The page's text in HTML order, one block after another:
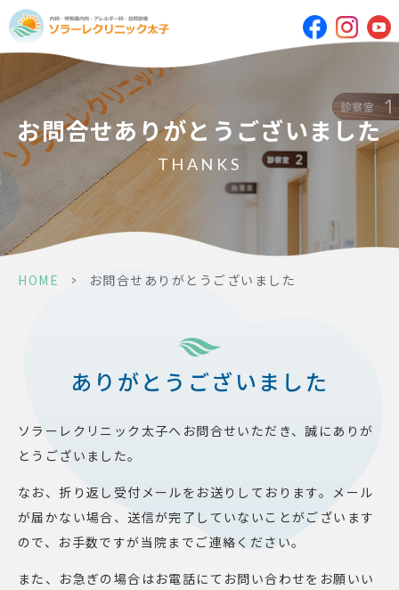
お問合せありがとうございました
THANKS
HOME > お問合せありがとうございました
ありがとうございました
ソラーレクリニック太子へお問合せいただき、誠にありが
とうございました。
なお、折り返し受付メールをお送りしております。メール
が届かない場合、送信が完了していないことがございます
ので、お手数ですが当院までご連絡ください。
また、お急ぎの場合はお電話にてお問い合わせをお願いい